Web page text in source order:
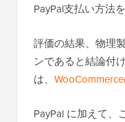
PayPal支払い方法
評価の結果、物理
ンであると結論付
は、
PayPal に加えて、